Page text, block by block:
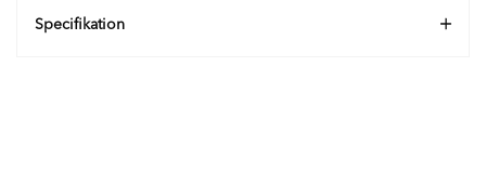
Specifikation